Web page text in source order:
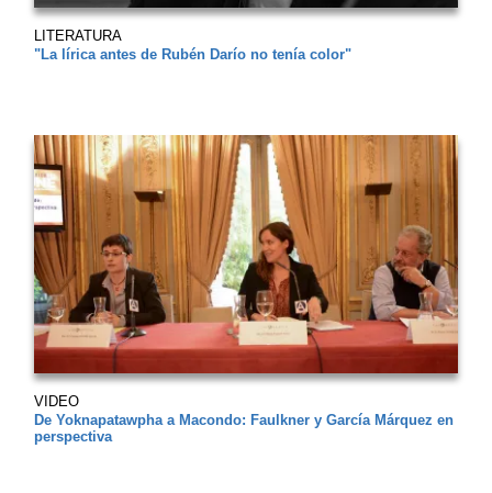
LITERATURA
"La lírica antes de Rubén Darío no tenía color"
VIDEO
De Yoknapatawpha a Macondo: Faulkner y García Márquez en
perspectiva